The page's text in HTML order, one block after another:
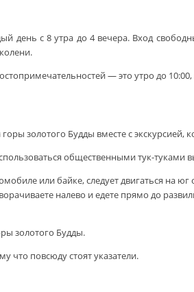
день с 8 утра до 4 вечера. Вход
— это утро до
золотого Будды вместе с
общественными тук-
или байке, следует двигаться на
налево и едете прямо до
золотого Будды.
что повсюду стоят указатели.